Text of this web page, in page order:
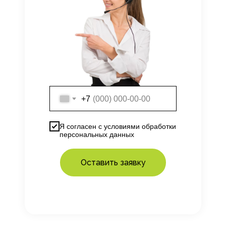
+7
Я согласен с условиями обработки
персональных данных
Оставить заявку